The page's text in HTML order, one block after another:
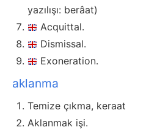
yazılışı: berâat)
Acquittal.
Dismissal.
Exoneration.
aklanma
Temize çıkma, keraat
Aklanmak işi.